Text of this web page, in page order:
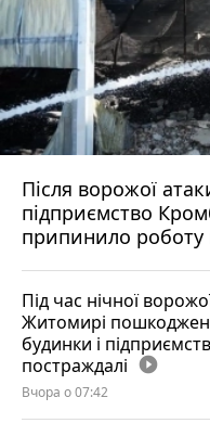
Після ворожої
підприємство
припинило роботу
Під час нічної
Житомирі
будинки і
постраждалі play_circle_filled
Вчора о 07:42